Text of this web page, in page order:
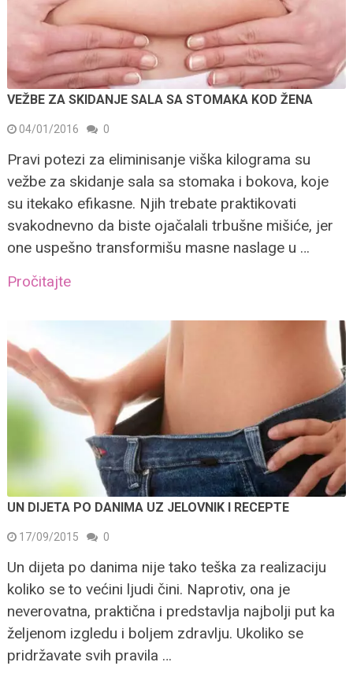
VEŽBE ZA SKIDANJE SALA SA STOMAKA KOD ŽENA
04/01/2016 0
Pravi potezi za eliminisanje viška kilograma su
vežbe za skidanje sala sa stomaka i bokova, koje
su itekako efikasne. Njih trebate praktikovati
svakodnevno da biste ojačalali trbušne mišiće, jer
one uspešno transformišu masne naslage u …
Pročitajte
UN DIJETA PO DANIMA UZ JELOVNIK I RECEPTE
17/09/2015 0
Un dijeta po danima nije tako teška za realizaciju
koliko se to većini ljudi čini. Naprotiv, ona je
neverovatna, praktična i predstavlja najbolji put ka
željenom izgledu i boljem zdravlju. Ukoliko se
pridržavate svih pravila …